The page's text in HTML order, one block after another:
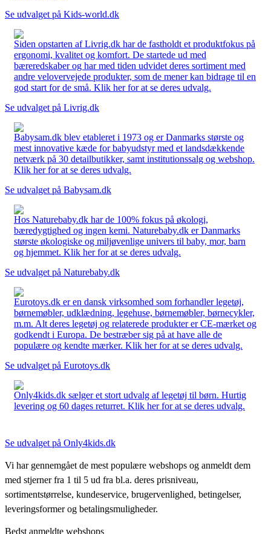
Se udvalget på Kids-world.dk
Siden opstarten af Livrig.dk har de fastholdt et produktfokus på
ergonomi, kvalitet og komfort. De startede ud med
bæreredskaber og har med tiden udvidet deres sortiment med
andre velovervejede produkter, som de mener kan bidrage til en
god start for de små. Klik her for at se deres udvalg.
Se udvalget på Livrig.dk
Babysam.dk blev etableret i 1973 og er Danmarks største og
mest innovative kæde for babyudstyr med et landsdækkende
netværk på 30 detailbutikker, samt institutionssalg og webshop.
Klik her for at se deres udvalg.
Se udvalget på Babysam.dk
Hos Naturebaby.dk har de 100% fokus på økologi,
bæredygtighed og ingen kemi. Naturebaby.dk er Danmarks
største økologiske og miljøvenlige univers til baby, mor, barn
og hjemmet. Klik her for at se deres udvalg.
Se udvalget på Naturebaby.dk
Eurotoys.dk er en dansk virksomhed som forhandler legetøj,
børnemøbler, udklædning, legehuse, børnemøbler, børnecykler,
m.m. Alt deres legetøj og relaterede produkter er CE-mærket og
godkendt i Europa. De bestræber sig på at have alle de
populære og kendte mærker. Klik her for at se deres udvalg.
Se udvalget på Eurotoys.dk
Only4kids.dk sælger et stort udvalg af legetøj til børn. Hurtig
levering og 60 dages returret. Klik her for at se deres udvalg.
Se udvalget på Only4kids.dk
Vi har gennemgået de mest populære webshops og anmeldt dem
med stjerner fra 1 til 5 ud fra bl.a. deres prisniveau,
sortimentstørrelse, kundeservice, brugervenlighed, betingelser,
leveringsformer og betalingsmuligheder.
Bedst anmeldte webshops